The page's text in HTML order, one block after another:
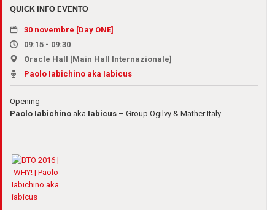
QUICK INFO EVENTO
30 novembre [Day ONE]
09:15 - 09:30
Oracle Hall [Main Hall Internazionale]
Paolo Iabichino aka Iabicus
Opening
Paolo Iabichino aka Iabicus – Group Ogilvy & Mather Italy